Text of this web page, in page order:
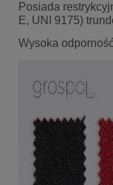
Posiada
E, UNI 9175)
Wysoka